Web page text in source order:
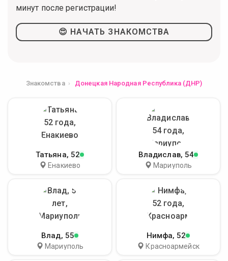
минут после регистрации!
😍 НАЧАТЬ ЗНАКОМСТВА
Знакомства Донецкая Народная Республика (ДНР)
Татьяна, 52
Енакиево
Владислав, 54
Мариуполь
Влад, 55
Мариуполь
Нимфа, 52
Красноармейск